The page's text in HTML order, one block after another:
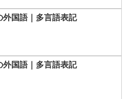
外国語｜多言語表記
外国語｜多言語表記